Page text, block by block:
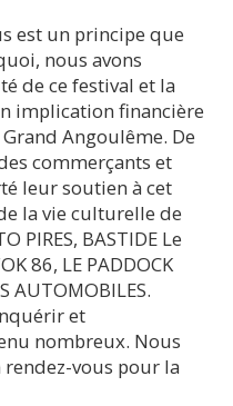
est un principe que
nous avons
de ce festival et la
implication financière
Angoulême. De
commerçants et
leur soutien à cet
la vie culturelle de
PIRES, BASTIDE Le
86, LE PADDOCK
AUTOMOBILES.
et
nombreux. Nous
rendez-vous pour la